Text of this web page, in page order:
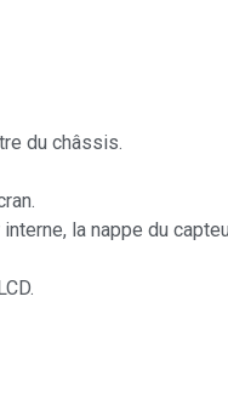
du châssis.
la nappe du